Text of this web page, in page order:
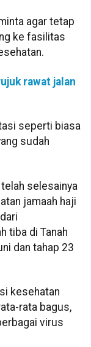
agar tetap
ke fasilitas
rawat jalan
seperti biasa
sudah
selesainya
jamaah haji
tiba di Tanah
dan tahap 23
kesehatan
rata bagus,
virus